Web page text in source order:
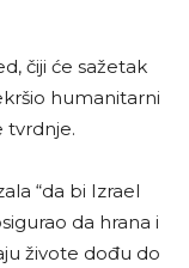
čiji će sažetak
humanitarni
tvrdnje.
“da bi Izrael
da hrana i
živote dođu do